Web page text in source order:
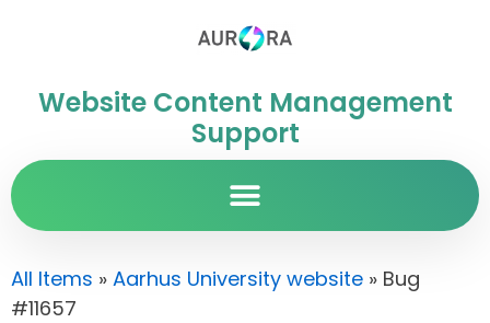
Website Content Management
Support
All Items » Aarhus University website » Bug
#11657